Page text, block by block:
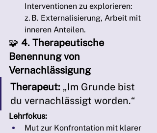
Interventionen zu explorieren:
z. B. Externalisierung, Arbeit mit
inneren Anteilen.
🧩 4. Therapeutische
Benennung von
Vernachlässigung
Therapeut: „Im Grunde bist
du vernachlässigt worden.“
Lehrfokus:
Mut zur Konfrontation mit klarer